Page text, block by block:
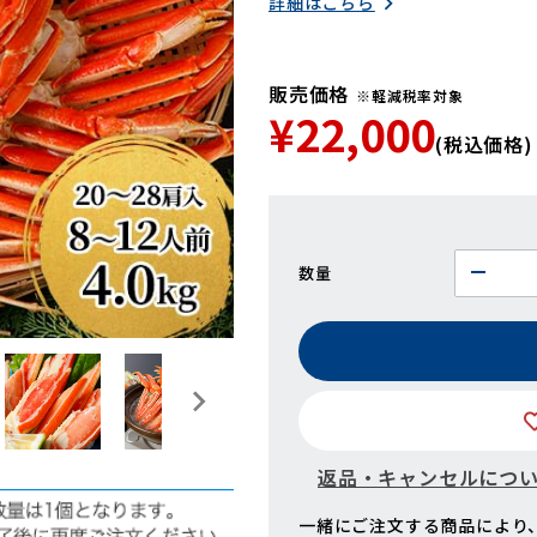
販売価格 ※軽減税率対象
¥22,000(税込価格)
数量
返品・キャンセルにつ
一緒にご注文する商品によ